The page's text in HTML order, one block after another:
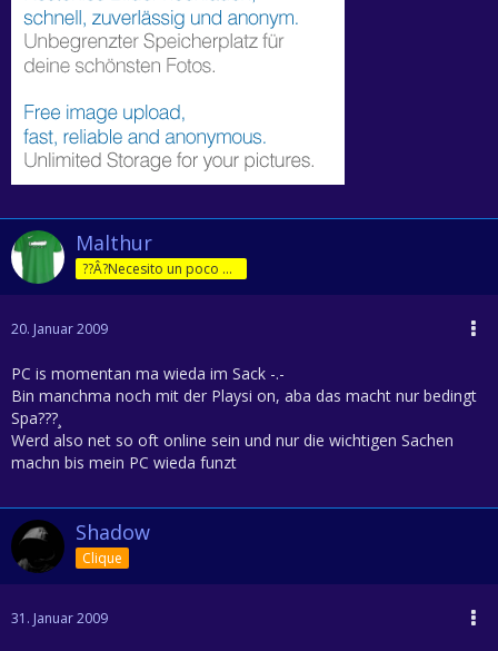
Malthur
??Â?Necesito un poco de jam??Â?n!
20. Januar 2009
PC is momentan ma wieda im Sack -.-
Bin manchma noch mit der Playsi on, aba das macht nur bedingt
Spa???¸
Werd also net so oft online sein und nur die wichtigen Sachen
machn bis mein PC wieda funzt
Shadow
Clique
31. Januar 2009